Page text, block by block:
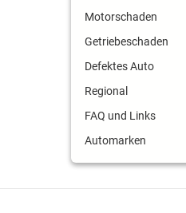
Motorschaden
Getriebeschaden
Defektes Auto
Regional
FAQ und Links
Automarken